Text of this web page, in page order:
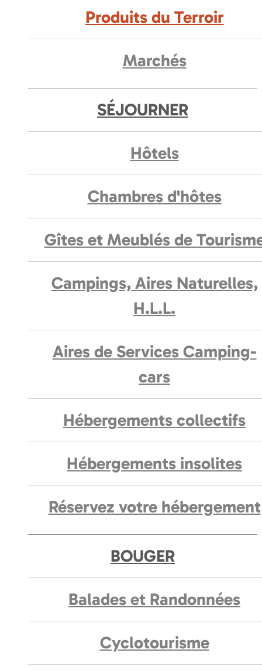
Produits du Terroir
Marchés
SÉJOURNER
Hôtels
Chambres d'hôtes
Gîtes et Meublés de
Campings, Aires Naturelles,
H.L.L.
Aires de Services Camping-
cars
Hébergements collectifs
Hébergements insolites
Réservez votre hébergement
BOUGER
Balades et Randonnées
Cyclotourisme